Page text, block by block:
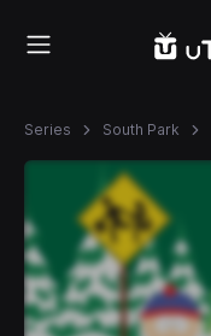
Series South Park